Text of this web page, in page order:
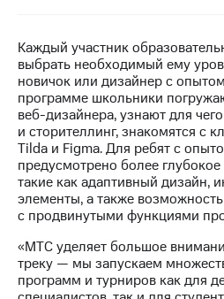
Новости
в
регионе
и акционерам
Корпоративное
управление
Корпоративный
секретарь
Раскрытие
информации
Информация
акционерам
Документы
Каждый участник
выбрать необходимый ему
новичок или дизайнер с
программе школьники
веб-дизайнера, узнают для
и сторителлинг, знакомятся с
Tilda и Figma. Для ребят с
предусмотрено более
такие как адаптивный дизайн,
элементы, а также
с продвинутыми функциями
«МТС уделяет большое
треку — мы запускаем
программ и турниров как для